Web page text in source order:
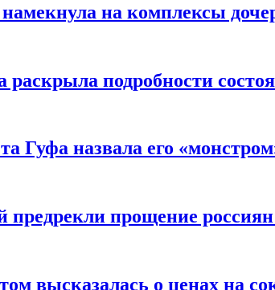
на комплексы
раскрыла подробности
Гуфа назвала его
предрекли прощение
высказалась о ценах на